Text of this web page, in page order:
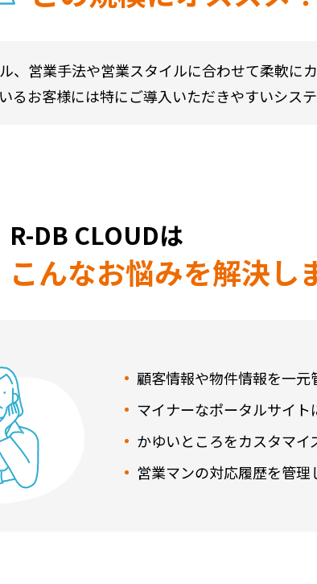
、営業手法や営業スタイルに合わせて柔軟にカ
るお客様には特にご導入いただきやすいシステ
R-DB CLOUDは
こんなお悩みを解決し
顧客情報や物件情報を一元
マイナーなポータルサイト
かゆいところをカスタマイ
営業マンの対応履歴を管